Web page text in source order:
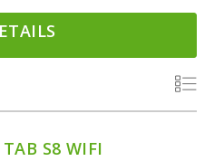
S8 WIFI